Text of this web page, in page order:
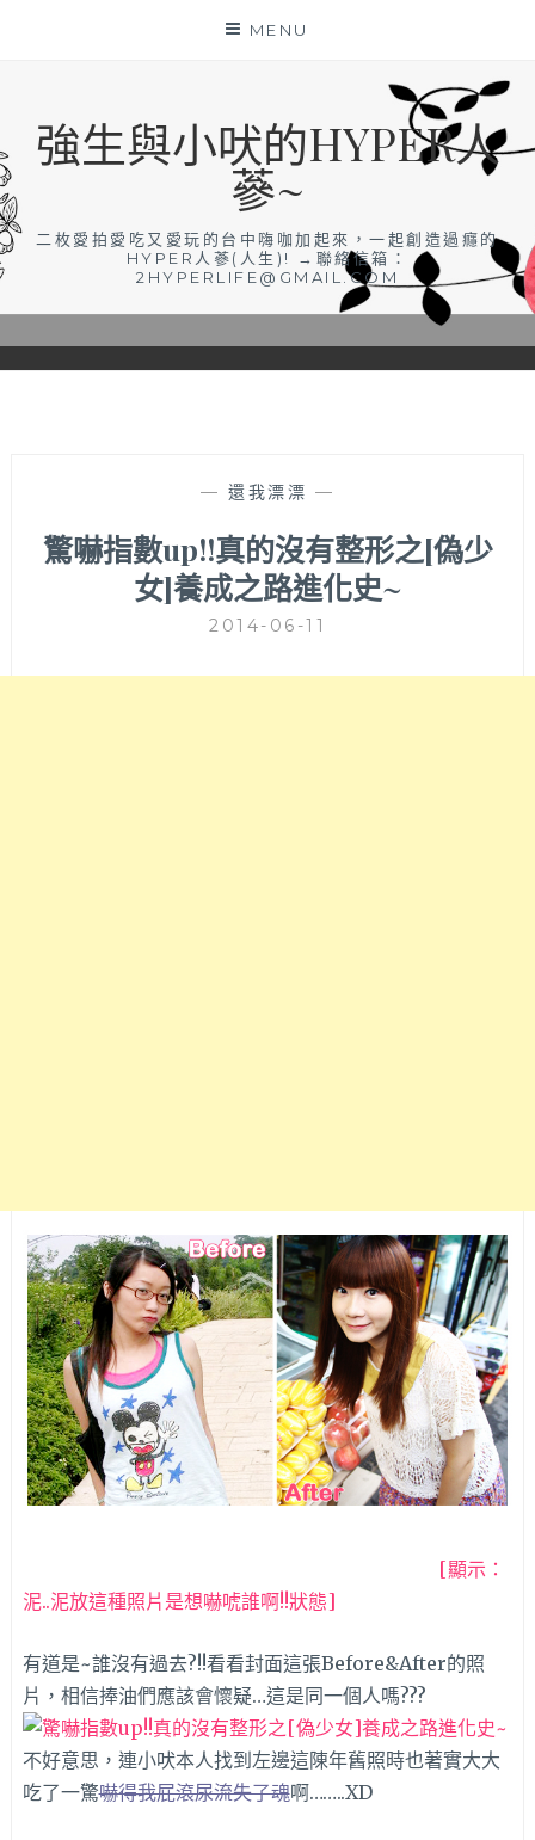
MENU
強生與小吠的HYPER人
蔘~
二枚愛拍愛吃又愛玩的台中嗨咖加起來，一起創造過癮的
HYPER人蔘(人生)! →聯絡信箱：
2HYPERLIFE@GMAIL.COM
— 還我漂漂 —
驚嚇指數up!!真的沒有整形之[偽少
女]養成之路進化史~
2014-06-11
[顯示：
泥..泥放這種照片是想嚇唬誰啊!!狀態]
有道是~誰沒有過去?!!看看封面這張Before&After的照
片，相信捧油們應該會懷疑…這是同一個人嗎???
不好意思，連小吠本人找到左邊這陳年舊照時也著實大大
吃了一驚嚇得我屁滾尿流失了魂啊……..XD